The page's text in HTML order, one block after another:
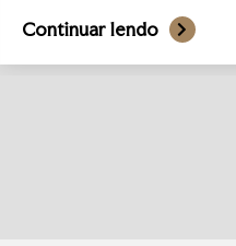
Continuar lendo